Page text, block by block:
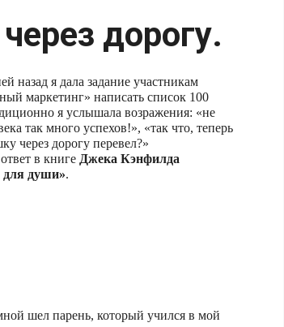
дорогу.
назад я дала задание участникам
маркетинг» написать список 100
я услышала возражения: «не
так много успехов!», «так что, теперь
через дорогу перевел?»
в книге Джека Кэнфилда
для души».
шел парень, который учился в мой